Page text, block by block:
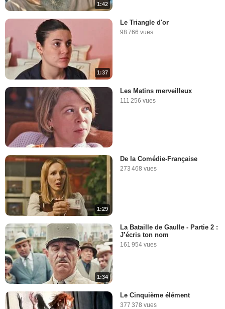
1:42
1:37
Le Triangle d'or
98 766 vues
Les Matins merveilleux
111 256 vues
1:29
De la Comédie-Française
273 468 vues
1:34
La Bataille de Gaulle - Partie 2 :
J’écris ton nom
161 954 vues
Le Cinquième élément
377 378 vues